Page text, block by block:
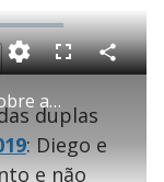
Diego e Victor Hugo falam sobre abrir Rodeio Itu: "Dá um frio na barriga"
F
s
c
e
e
n
C
o
duplas
: Diego e
e não